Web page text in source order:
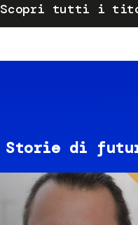
Scopri tutti i
Storie di